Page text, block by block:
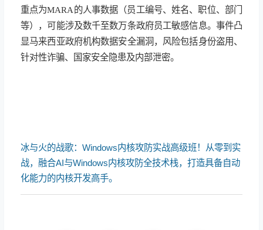
重点为MARA的人事数据（员工编号、姓名、职位、部门
等），可能涉及数千至数万条政府员工敏感信息。事件凸
显马来西亚政府机构数据安全漏洞，风险包括身份盗用、
针对性诈骗、国家安全隐患及内部泄密。
冰与火的战歌：Windows内核攻防实战高级班！从零到实
战，融合AI与Windows内核攻防全技术栈，打造具备自动
化能力的内核开发高手。